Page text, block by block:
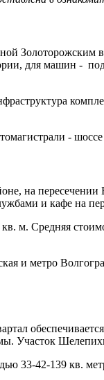
для машин -
-
на
и кафе на
м. Средняя
и метро
Участок
42-139 кв.